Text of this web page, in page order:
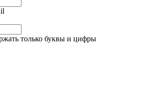
только буквы и цифры